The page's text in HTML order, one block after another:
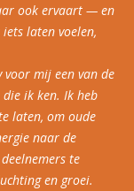
ook ervaart — en
laten voelen,
voor mij een van de
ik ken. Ik heb
laten, om oude
naar de
te
en groei.